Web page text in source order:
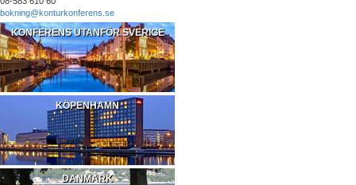
bokning@konturkonferens.se
KONFERENS UTANFÖR SVERIGE
KÖPENHAMN
DANMARK